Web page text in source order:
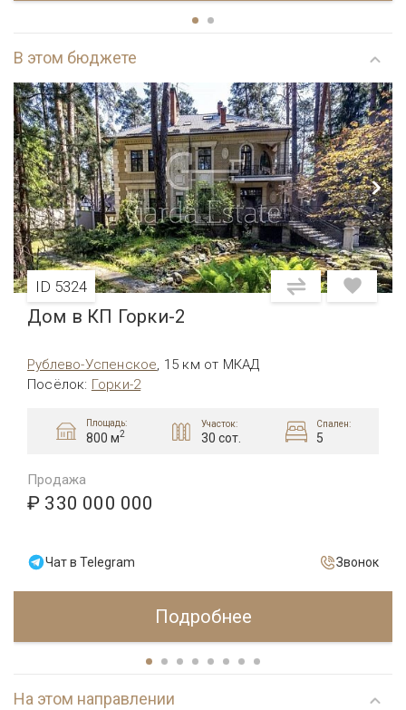
В этом бюджете
ID 5324
Дом в КП Горки-2
Рублево-Успенское, 15 км от МКАД
Посёлок: Горки-2
Площадь:
800 м2
Участок:
30 сот.
Спален:
5
Продажа
₽ 330 000 000
Чат в Telegram Звонок
Подробнее
На этом направлении